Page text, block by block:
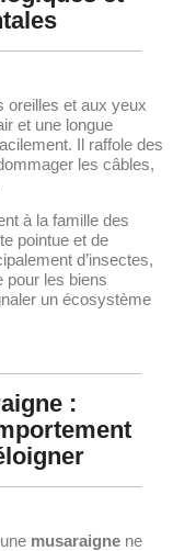
oreilles et aux yeux
et une longue
Il raffole des
les câbles,
à la famille des
pointue et de
d’insectes,
pour les biens
un écosystème
:
musaraigne ne